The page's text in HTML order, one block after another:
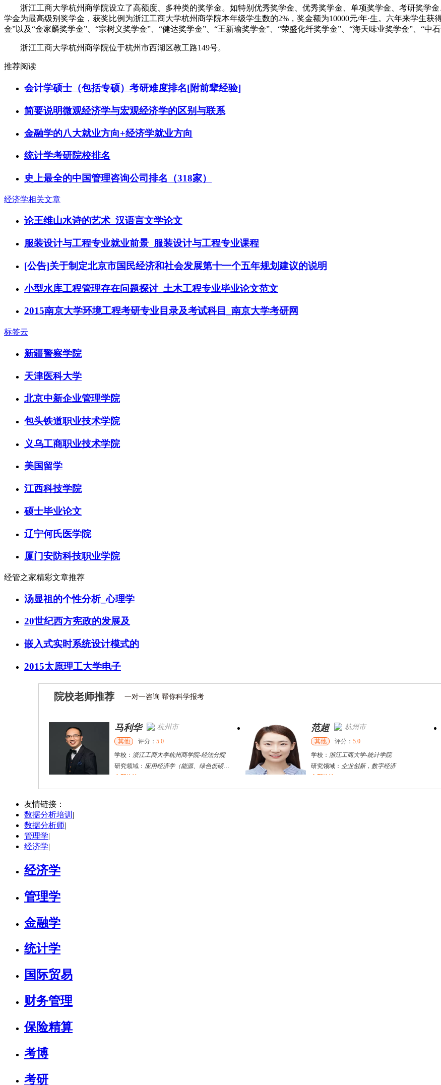
浙江工商大学杭州商学院设立了高额度、多种类的奖学金。如特别优秀奖学金、优秀奖学金、单项奖学金、考研奖学
学金为最高级别奖学金，获奖比例为浙江工商大学杭州商学院本年级学生数的2%，奖金额为10000元/年·生。六年来学生
金”以及“金家麟奖学金”、“宗树义奖学金”、“健达奖学金”、“王新瑜奖学金”、“荣盛化纤奖学金”、“海天味业奖学金”、“中
浙江工商大学杭州商学院位于杭州市西湖区教工路149号。
推荐阅读
会计学硕士（包括专硕）考研难度排名[附前辈经验]
简要说明微观经济学与宏观经济学的区别与联系
金融学的八大就业方向+经济学就业方向
统计学考研院校排名
史上最全的中国管理咨询公司排名（318家）
经济学相关文章
论王维山水诗的艺术_汉语言文学论文
服装设计与工程专业就业前景_服装设计与工程专业课程
[公告]关于制定北京市国民经济和社会发展第十一个五年规划建议的说明
小型水库工程管理存在问题探讨_土木工程专业毕业论文范文
2015南京大学环境工程考研专业目录及考试科目_南京大学考研网
标签云
新疆警察学院
天津医科大学
北京中新企业管理学院
包头铁道职业技术学院
义乌工商职业技术学院
美国留学
江西科技学院
硕士毕业论文
辽宁何氏医学院
厦门安防科技职业学院
经管之家精彩文章推荐
汤显祖的个性分析_心理学
20世纪西方宪政的发展及
嵌入式实时系统设计模式的
2015太原理工大学电子
院校老师推荐 一对一咨询 帮你科学报考
马利华 杭州市
其他 评分： 5.0
学校： 浙江工商大学杭州商学院-经法分院
研究领域： 应用经济学（能源、绿色低碳发展、企业战略和县域经济发展规划）
立即咨询
范超 杭州市
其他 评分： 5.0
学校： 浙江工商大学-统计学院
研究领域： 企业创新，数字经济
立即咨询
杜** 黄浦区 戴稳胜 北京市
友情链接：
数据分析培训 |
数据分析师|
管理学|
经济学|
经济学
管理学
金融学
统计学
国际贸易
财务管理
保险精算
考博
考研